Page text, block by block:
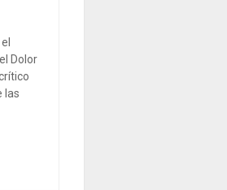
Dolor
las